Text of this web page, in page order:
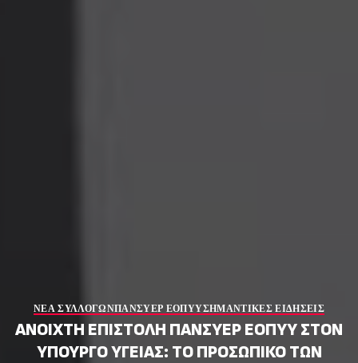
ΝΕΑ ΣΥΛΛΟΓΩΝΠΑΝΣΥΕΡ ΕΟΠΥΥΣΗΜΑΝΤΙΚΕΣ ΕΙΔΗΣΕΙΣ
ΑΝΟΙΧΤΗ ΕΠΙΣΤΟΛΗ ΠΑΝΣΥΕΡ ΕΟΠΥΥ ΣΤΟΝ
ΥΠΟΥΡΓΟ ΥΓΕΙΑΣ: ΤΟ ΠΡΟΣΩΠΙΚΟ ΤΩΝ